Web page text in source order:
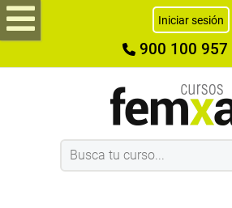
Iniciar sesión
900 100 957